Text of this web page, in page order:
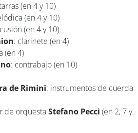
(en 4 y 10)
(en 4 y 10)
(en 4 y 10)
: clarinete (en 4)
(en 4)
: contrabajo (en 10)
de Rimini: instrumentos de cuerda
de orquestaStefano Pecci (en 2, 7 y